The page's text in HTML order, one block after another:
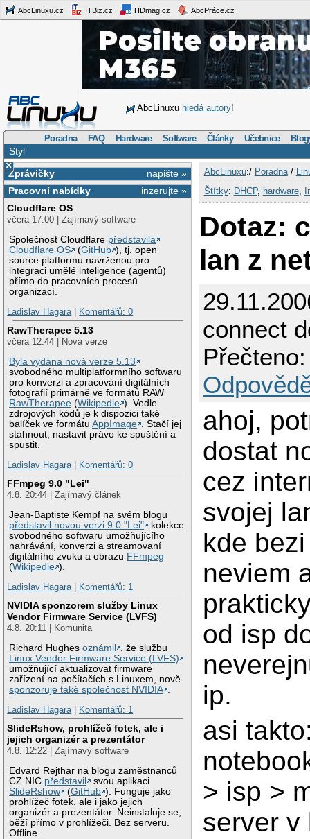
AbcLinuxu.cz ITBiz.cz HDmag.cz AbcPráce.cz
AbcLinuxu hledá autory!
Poradna FAQ Hardware Software Články Učebnice
Styl
×
napište »
Zprávičky
inzerujte »
Pracovní nabídky
Cloudflare OS
včera 17:00 | Zajímavý software
Společnost Cloudflare představila
Cloudflare OS
(GitHub ), tj. open
source platformu navrženou pro
integraci umělé inteligence (agentů)
přímo do pracovních procesů
organizací.
Ladislav Hagara| Komentářů: 0
RawTherapee 5.13
včera 12:44 | Nová verze
Byla vydána nová verze 5.13
svobodného multiplatformního softwaru
pro konverzi a zpracování digitálních
fotografií primárně ve formátů RAW
RawTherapee (Wikipedie ). Vedle
zdrojových kódů je k dispozici také
balíček ve formátuAppImage
. Stačí jej
stáhnout, nastavit právo ke spuštění a
spustit.
Ladislav Hagara| Komentářů: 0
FFmpeg 9.0 "Lei"
4.8. 20:44 | Zajímavý článek
Jean-Baptiste Kempf na svém blogu
představil novou verzi 9.0 "Lei"
kolekce
svobodného softwaru umožňujícího
nahrávání, konverzi a streamovaní
digitálního zvuku a obrazu FFmpeg
(Wikipedie ).
Ladislav Hagara| Komentářů: 1
NVIDIA sponzorem služby Linux
Vendor Firmware Service (LVFS)
4.8. 20:11 | Komunita
Richard Hughesoznámil
, že službu
Linux Vendor Firmware Service (LVFS)
umožňující aktualizovat firmware
zařízení na počítačích s Linuxem, nově
sponzoruje také společnost NVIDIA
Ladislav Hagara| Komentářů: 1
SlideRshow, prohlížeč fotek, ale i
jejich organizér a prezentátor
4.8. 12:22 | Zajímavý software
Edvard Rejthar na blogu zaměstnanců
CZ.NIC představil
svou aplikaci
SlideRshow
(GitHub ). Funguje jako
prohlížeč fotek, ale i jako jejich
organizér a prezentátor. Neinstaluje se,
běží přímo v prohlížeči. Bez serveru.
Offline.
AbcLinuxu:/ Poradna/
Štítky: DHCP, hardware,
Dotaz:
lan z
connect
ahoj,
dostat
cez
svojej
kde
neviem
od isp
ip.
asi
> isp >
server v